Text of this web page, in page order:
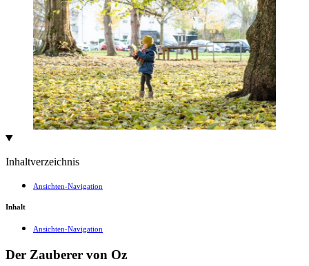
Inhaltverzeichnis
Ansichten-Navigation
Inhalt
Ansichten-Navigation
Der Zauberer von Oz